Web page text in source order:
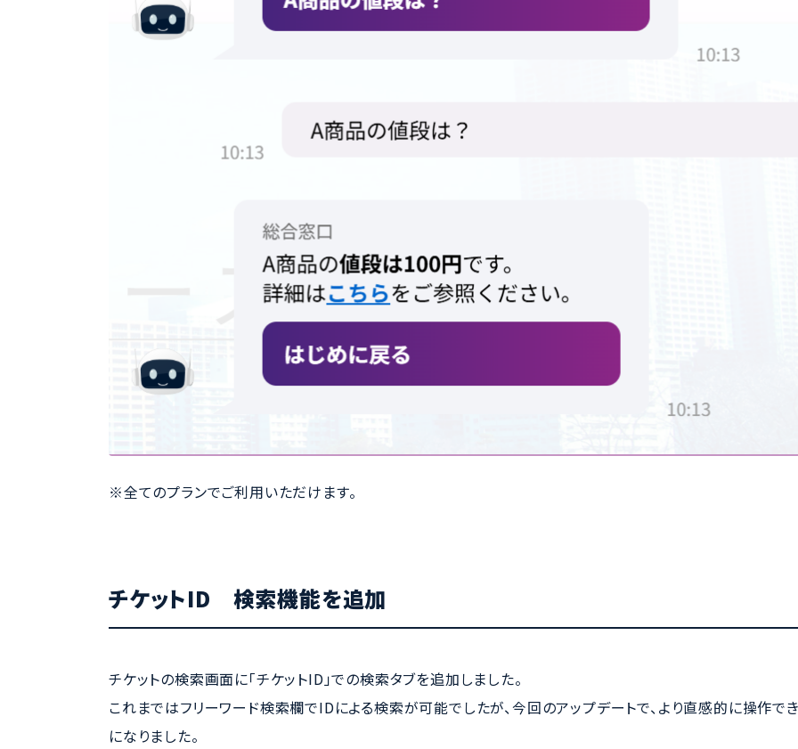
※全てのプランでご利用いただけます。
チケットID 検索機能を追加
チケットの検索画面に「チケットID」での検索タブを追加しました。
これまではフリーワード検索欄でIDによる検索が可能でしたが、今回のアップデートで、より直感的に操作で
になりました。